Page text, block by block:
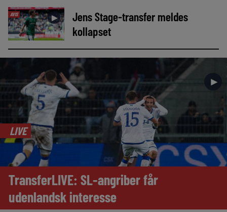
AVIS ►
Jens Stage-transfer meldes
kollapset
►
LIVE
TransferLIVE: SL-angriber får
udenlandsk interesse